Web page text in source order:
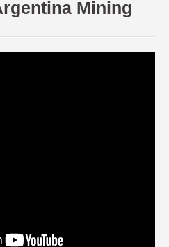
Mining